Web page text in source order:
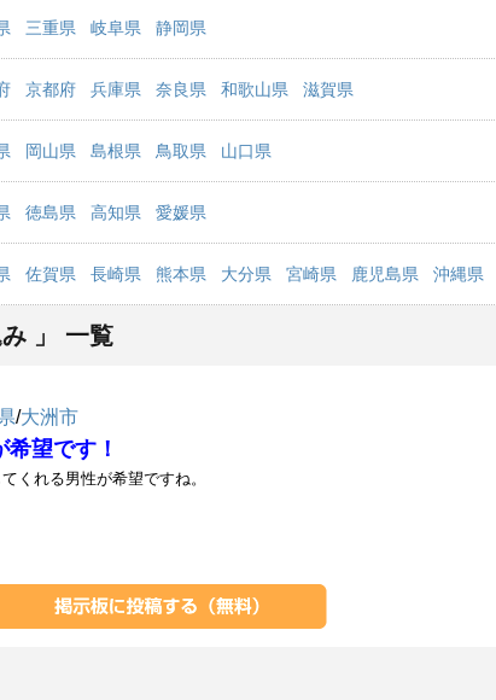
三重県 岐阜県 静岡県
京都府 兵庫県 奈良県 和歌山県 滋賀県
岡山県 島根県 鳥取県 山口県
徳島県 高知県 愛媛県
佐賀県 長崎県 熊本県 大分県 宮崎県 鹿児島県 沖縄県
み 」 一覧
/大洲市
望です！
くれる男性が希望ですね。